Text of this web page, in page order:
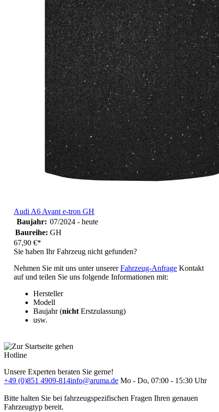
Audi A6 Avant e-tron GH
Baujahr: 07/2024 - heute
Baureihe: GH
67,90 €*
Sie haben Ihr Fahrzeug nicht gefunden?
Nehmen Sie mit uns unter unsererFahrzeug-Anfrage Kontakt
auf und teilen Sie uns folgende Informationen mit:
Hersteller
Modell
Baujahr (nicht Erstzulassung)
usw.
Hotline
Unsere Experten beraten Sie gerne!
+49 (0)851 4909-814info@aruma.de Mo - Do, 07:00 - 15:30 Uhr
Bitte halten Sie bei fahrzeugspezifischen Fragen Ihren genauen
Fahrzeugtyp bereit.